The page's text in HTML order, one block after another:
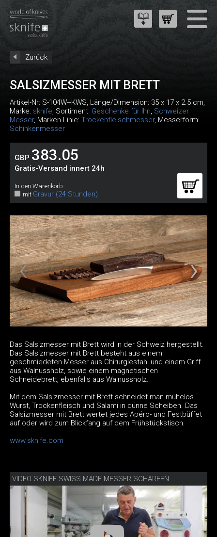
Zurück
SALSIZMESSER MIT BRETT
Artikel-Nr: S-104W+KWS, Länge/Dimension: 35 x 17 x 2.5 cm,
Marke: sknife, Sortiment: Geschenke für Ihn, Schweizer
Messer, Marken-Linie: Trockenfleischmesser, Messerform:
Schinkenmesser
GBP 383.05
Gratis-Versand innert 24h
In den Warenkorb:
mit Gravur (24 Stunden)
Das Salsizmesser mit Brett wird in der Schweiz hergestellt.
Das Salsizmesser mit Brett besteht aus einem
geschmiedeten Messer aus Chirurgiestahl und einem Griff
aus Walnussholz, sowie einem magnetischen
Schneidebrett, ebenfalls aus Walnussholz.
Mit dem Salsizmesser mit Brett schneidet man mühelos
Wurst, Trockenfleisch und Salami in dünne Scheiben. Das
Salsizmesser mit Brett wertet jedes Apéro- und Festbüffet
auf oder wird zum Blickfang auf dem Frühstückstisch.
www.sknife.com
VIDEO SKNIFE SWISS MADE MESSER SCHÄRFEN